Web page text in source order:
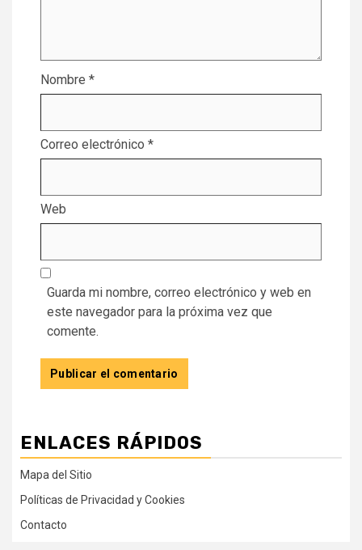
Nombre *
Correo electrónico *
Web
Guarda mi nombre, correo electrónico y web en
este navegador para la próxima vez que
comente.
ENLACES RÁPIDOS
Mapa del Sitio
Políticas de Privacidad y Cookies
Contacto